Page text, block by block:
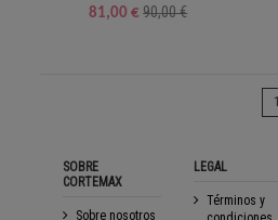
81,00 € 90,00 €
1
SOBRE
CORTEMAX
Sobre nosotros
LEGAL
Términos y